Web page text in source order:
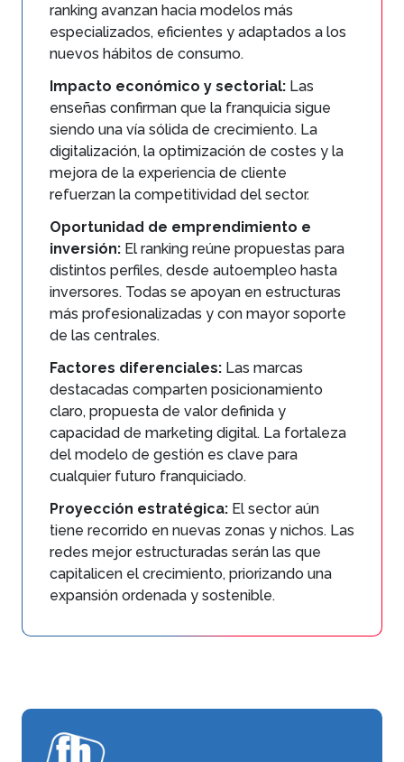
ranking avanzan hacia modelos más
especializados, eficientes y adaptados a los
nuevos hábitos de consumo.
Impacto económico y sectorial: Las
enseñas confirman que la franquicia sigue
siendo una vía sólida de crecimiento. La
digitalización, la optimización de costes y la
mejora de la experiencia de cliente
refuerzan la competitividad del sector.
Oportunidad de emprendimiento e
inversión: El ranking reúne propuestas para
distintos perfiles, desde autoempleo hasta
inversores. Todas se apoyan en estructuras
más profesionalizadas y con mayor soporte
de las centrales.
Factores diferenciales: Las marcas
destacadas comparten posicionamiento
claro, propuesta de valor definida y
capacidad de marketing digital. La fortaleza
del modelo de gestión es clave para
cualquier futuro franquiciado.
Proyección estratégica: El sector aún
tiene recorrido en nuevas zonas y nichos. Las
redes mejor estructuradas serán las que
capitalicen el crecimiento, priorizando una
expansión ordenada y sostenible.